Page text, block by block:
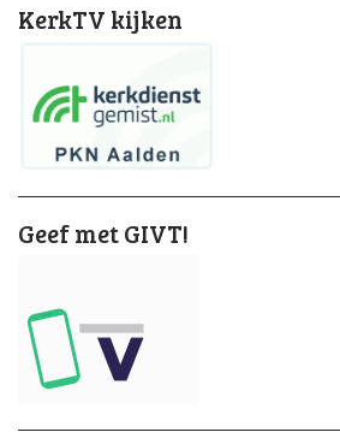
KerkTV kijken
Geef met GIVT!